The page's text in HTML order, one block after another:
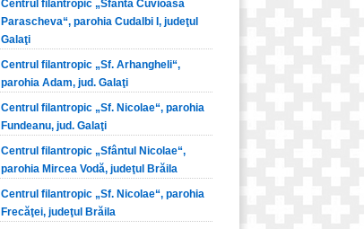
Centrul filantropic „Sfânta Cuvioasă
Parascheva“, parohia Cudalbi I, judeţul
Galaţi
Centrul filantropic „Sf. Arhangheli“,
parohia Adam, jud. Galaţi
Centrul filantropic „Sf. Nicolae“, parohia
Fundeanu, jud. Galaţi
Centrul filantropic „Sfântul Nicolae“,
parohia Mircea Vodă, judeţul Brăila
Centrul filantropic „Sf. Nicolae“, parohia
Frecăţei, judeţul Brăila